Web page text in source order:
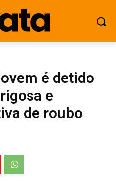
é detido
e
de roubo